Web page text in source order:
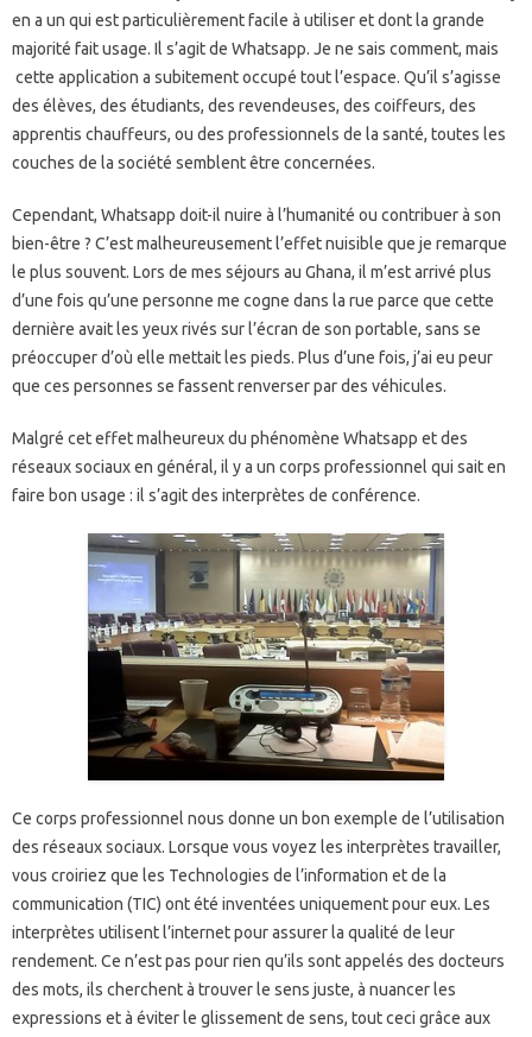
en a un qui est particulièrement facile à utiliser et dont la grande
majorité fait usage. Il s’agit de Whatsapp. Je ne sais comment, mais
cette application a subitement occupé tout l’espace. Qu’il s’agisse
des élèves, des étudiants, des revendeuses, des coiffeurs, des
apprentis chauffeurs, ou des professionnels de la santé, toutes les
couches de la société semblent être concernées.
Cependant, Whatsapp doit-il nuire à l’humanité ou contribuer à son
bien-être ? C’est malheureusement l’effet nuisible que je remarque
le plus souvent. Lors de mes séjours au Ghana, il m’est arrivé plus
d’une fois qu’une personne me cogne dans la rue parce que cette
dernière avait les yeux rivés sur l’écran de son portable, sans se
préoccuper d’où elle mettait les pieds. Plus d’une fois, j’ai eu peur
que ces personnes se fassent renverser par des véhicules.
Malgré cet effet malheureux du phénomène Whatsapp et des
réseaux sociaux en général, il y a un corps professionnel qui sait en
faire bon usage : il s’agit des interprètes de conférence.
Ce corps professionnel nous donne un bon exemple de l’utilisation
des réseaux sociaux. Lorsque vous voyez les interprètes travailler,
vous croiriez que les Technologies de l’information et de la
communication (TIC) ont été inventées uniquement pour eux. Les
interprètes utilisent l’internet pour assurer la qualité de leur
rendement. Ce n’est pas pour rien qu’ils sont appelés des docteurs
des mots, ils cherchent à trouver le sens juste, à nuancer les
expressions et à éviter le glissement de sens, tout ceci grâce aux